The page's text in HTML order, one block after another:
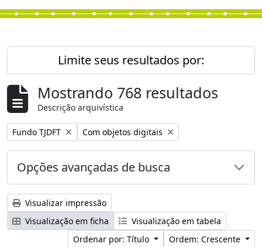
Limite seus resultados por:
Mostrando 768 resultados
Descrição arquivística
Remover filtro:
Fundo TJDFT Remover filtro:
Com objetos digitais
Opções avançadas de busca
Visualizar impressão
Visualização em ficha
Visualização em tabela
Ordenar por: Título
Ordem: Crescente